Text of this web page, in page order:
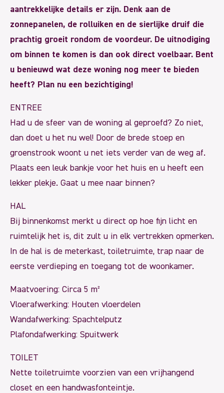
aantrekkelijke details er zijn. Denk aan de
zonnepanelen, de rolluiken en de sierlijke druif die
prachtig groeit rondom de voordeur. De uitnodiging
om binnen te komen is dan ook direct voelbaar. Bent
u benieuwd wat deze woning nog meer te bieden
heeft? Plan nu een bezichtiging!
ENTREE
Had u de sfeer van de woning al geproefd? Zo niet,
dan doet u het nu wel! Door de brede stoep en
groenstrook woont u net iets verder van de weg af.
Plaats een leuk bankje voor het huis en u heeft een
lekker plekje. Gaat u mee naar binnen?
HAL
Bij binnenkomst merkt u direct op hoe fijn licht en
ruimtelijk het is, dit zult u in elk vertrekken opmerken.
In de hal is de meterkast, toiletruimte, trap naar de
eerste verdieping en toegang tot de woonkamer.
Maatvoering: Circa 5 m²
Vloerafwerking: Houten vloerdelen
Wandafwerking: Spachtelputz
Plafondafwerking: Spuitwerk
TOILET
Nette toiletruimte voorzien van een vrijhangend
closet en een handwasfonteintje.